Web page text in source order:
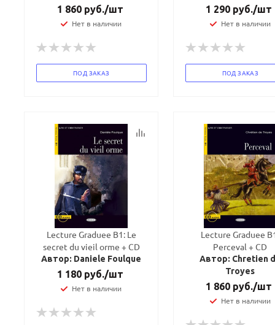
1 860руб./шт
Нет в наличии
ПОД ЗАКАЗ
1 290 руб./шт
Нет в наличии
ПОД ЗАКАЗ
Lecture Graduee B1: Le
secret du vieil orme + CD
Автор: Daniele Foulque
1 180руб./шт
Нет в наличии
Lecture Graduee
Perceval + CD
Автор: Chretien
Troyes
1 860 руб./шт
Нет в наличии
Ваш E-mail:
политикой
Ваш E-mail:
политикой